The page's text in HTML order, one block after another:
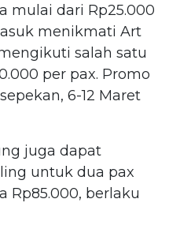
mulai dari Rp25.000
menikmati Art
salah satu
per pax. Promo
6-12 Maret
juga dapat
untuk dua pax
Rp85.000, berlaku